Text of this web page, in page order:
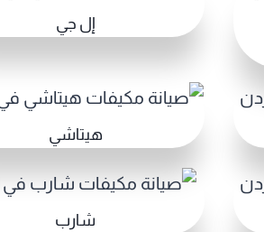
إل جي
هيتاشي
شارب